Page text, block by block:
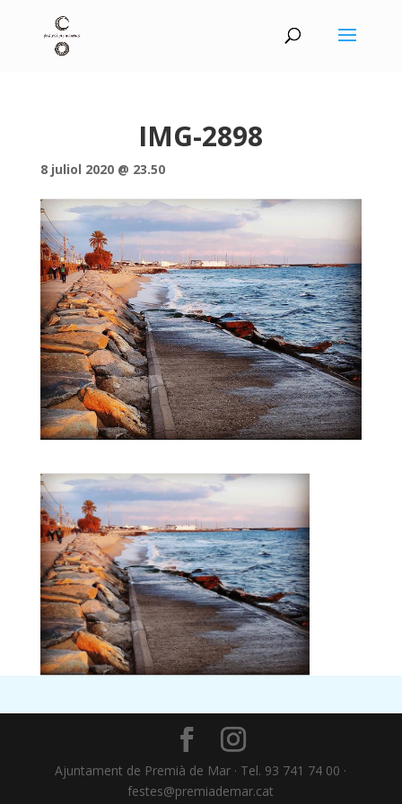
IMG-2898
8 juliol 2020 @ 23.50
Ajuntament de Premià de Mar · Tel. 93 741 74 00 ·
festes@premiademar.cat